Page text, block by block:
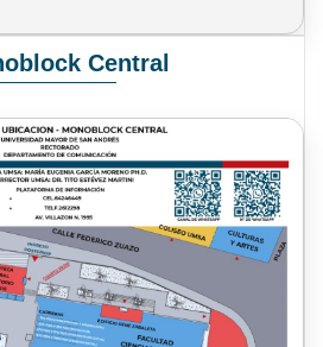
Central